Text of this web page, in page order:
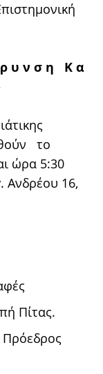
υ ν σ η Κ α
το
ώρα 5:30
Ανδρέου 16,
Πίτας.